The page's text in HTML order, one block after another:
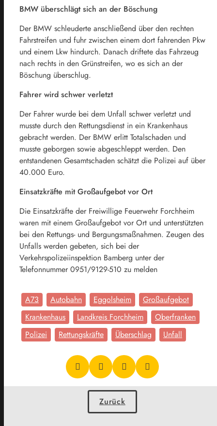
BMW überschlägt sich an der Böschung
Der BMW schleuderte anschließend über den rechten
Fahrstreifen und fuhr zwischen einem dort fahrenden Pkw
und einem Lkw hindurch. Danach driftete das Fahrzeug
nach rechts in den Grünstreifen, wo es sich an der
Böschung überschlug.
Fahrer wird schwer verletzt
Der Fahrer wurde bei dem Unfall schwer verletzt und
musste durch den Rettungsdienst in ein Krankenhaus
gebracht werden. Der BMW erlitt Totalschaden und
musste geborgen sowie abgeschleppt werden. Den
entstandenen Gesamtschaden schätzt die Polizei auf über
40.000 Euro.
Einsatzkräfte mit Großaufgebot vor Ort
Die Einsatzkräfte der Freiwillige Feuerwehr Forchheim
waren mit einem Großaufgebot vor Ort und unterstützten
bei den Rettungs- und Bergungsmaßnahmen. Zeugen des
Unfalls werden gebeten, sich bei der
Verkehrspolizeiinspektion Bamberg unter der
Telefonnummer 0951/9129-510 zu melden
A73 Autobahn Eggolsheim
Großaufgebot
Krankenhaus
Landkreis Forchheim
Oberfranken
Polizei
Rettungskräfte Überschlag Unfall
Zurück